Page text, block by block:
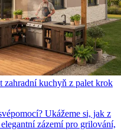
zahradní kuchyň z palet krok
Ukážeme si, jak z
zázemí pro grilování,